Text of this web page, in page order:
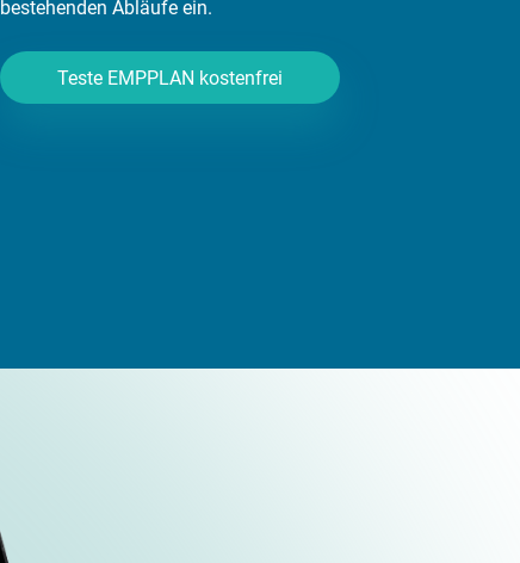
bestehenden Abläufe ein.
Teste EMPPLAN kostenfrei